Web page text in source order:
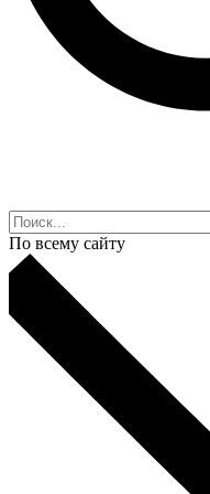
По всему сайту